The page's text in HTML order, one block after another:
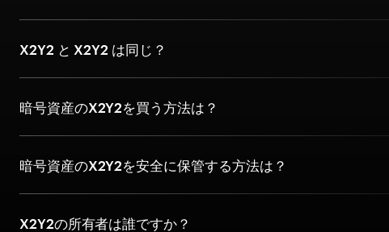
X2Y2 と X2Y2 は同じ？
暗号資産のX2Y2を買う方法は？
暗号資産のX2Y2を安全に保管する方法は？
X2Y2の所有者は誰ですか？